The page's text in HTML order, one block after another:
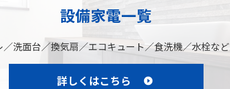
設備家電一覧
／洗面台／換気扇／エコキュート／食洗機／水栓など
詳しくはこちら